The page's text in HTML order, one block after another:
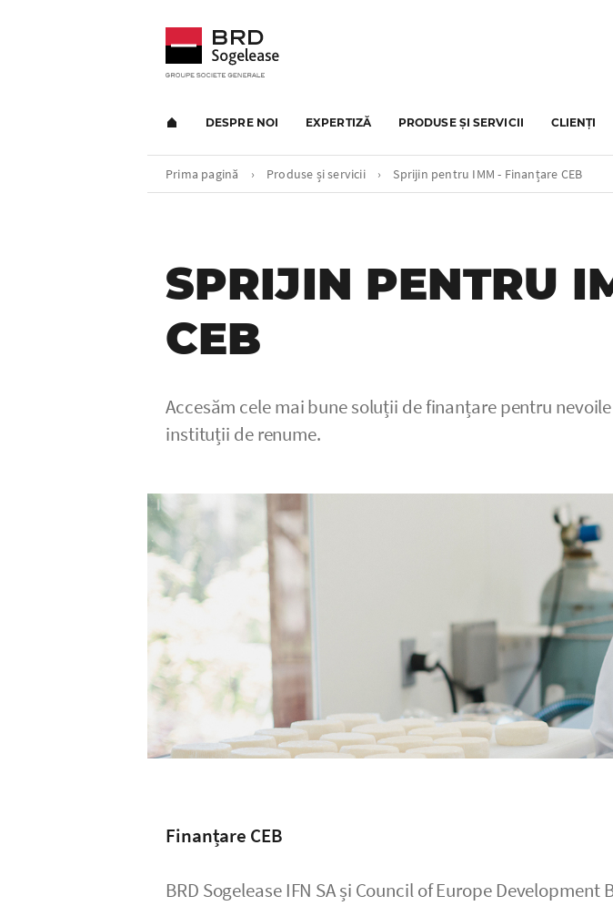
DESPRE NOI EXPERTIZĂ PRODUSE ȘI SERVICII CLIENȚI
Prima pagină › Produse și servicii › Sprijin pentru IMM - Finanțare CEB
SPRIJIN PENTRU
CEB
Accesăm cele mai bune soluții de finanțare pentru
instituții de renume.
Finanțare CEB
BRD Sogelease IFN SA și Council of Europe Development